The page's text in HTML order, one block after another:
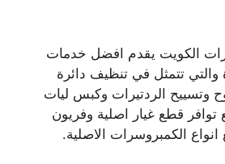
الكويت يقدم افضل خدمات
والتي تتمثل في تنظيف دائرة
وتسييح الردتيرات وكبس ليات
توافر قطع غيار اصلية وفريون
الكمبروسرات الاصلية.